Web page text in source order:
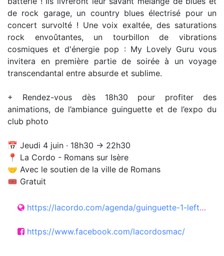
de rock garage, un country blues électrisé pour un
concert survolté ! Une voix exaltée, des saturations
rock envoûtantes, un tourbillon de vibrations
cosmiques et d'énergie pop : My Lovely Guru vous
invitera en première partie de soirée à un voyage
transcendantal entre absurde et sublime.
+ Rendez-vous dès 18h30 pour profiter des
animations, de l’ambiance guinguette et de l’expo du
club photo
📅 Jeudi 4 juin · 18h30 → 22h30
📍 La Cordo - Romans sur Isère
🤝 Avec le soutien de la ville de Romans
🎟️ Gratuit
https://lacordo.com/agenda/guinguette-1-left-lane-cruiser
https://www.facebook.com/lacordosmac/